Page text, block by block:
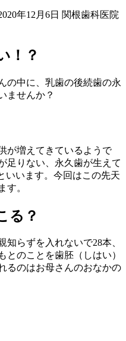
年12月6日 関根歯科医院
！？
の中に、乳歯の後続歯の永
ませんか？
が増えてきているようで
足りない、永久歯が生えて
いいます。今回はこの先天
す。
る？
らずを入れないで28本、
とのことを歯胚（しはい）
るのはお母さんのおなかの